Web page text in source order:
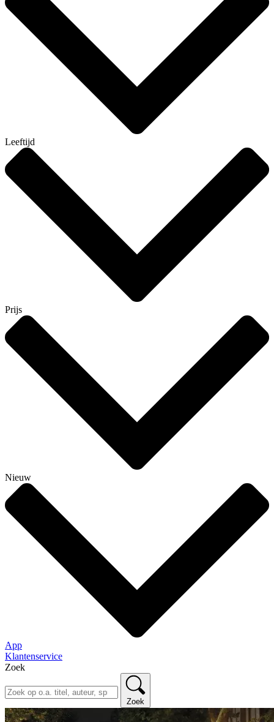
Leeftijd
Prijs
Nieuw
App
Klantenservice
Zoek
Zoek